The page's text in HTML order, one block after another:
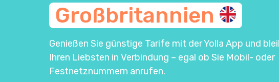
Großbritannien
Genießen Sie günstige Tarife mit der Yolla App und
Ihren Liebsten in Verbindung – egal ob Sie Mobil- oder
Festnetznummern anrufen.